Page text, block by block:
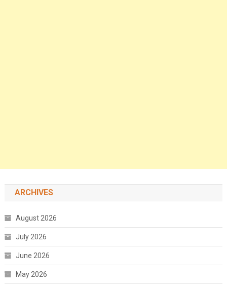
ARCHIVES
August 2026
July 2026
June 2026
May 2026